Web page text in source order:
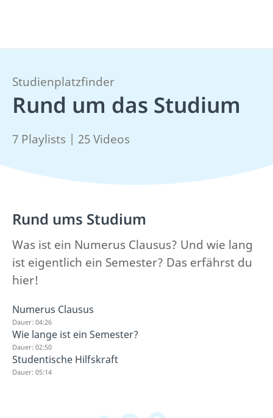
Studienplatzfinder
Rund um das Studium
7 Playlists | 25 Videos
Rund ums Studium
Was ist ein Numerus Clausus? Und wie lang
ist eigentlich ein Semester? Das erfährst du
hier!
Numerus Clausus
Dauer: 04:26
Wie lange ist ein Semester?
Dauer: 02:50
Studentische Hilfskraft
Dauer: 05:14